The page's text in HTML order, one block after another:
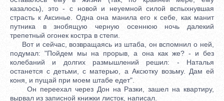
казалось), это - с новой и неуемной силой вспыхнувшая
страсть к Аксинье. Одна она манила его к себе, как манит
путника в знобящую черную осеннюю ночь далекий
трепетный огонек костра в степи.
Вот и сейчас, возвращаясь из штаба, он вспомнил о ней,
подумал: "Пойдем мы на прорыв, а она как же? - и без
колебаний и долгих размышлений решил: - Наталья
останется с детьми, с матерью, а Аксютку возьму. Дам ей
коня, и пущай при моем штабе едет".
Он переехал через Дон на Разки, зашел на квартиру,
вырвал из записной книжки листок, написал.